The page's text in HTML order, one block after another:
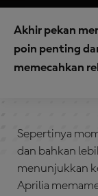
Akhir pekan
poin penting
memecahkan
Sepertinya
dan bahkan
menunjukkan
Aprilia